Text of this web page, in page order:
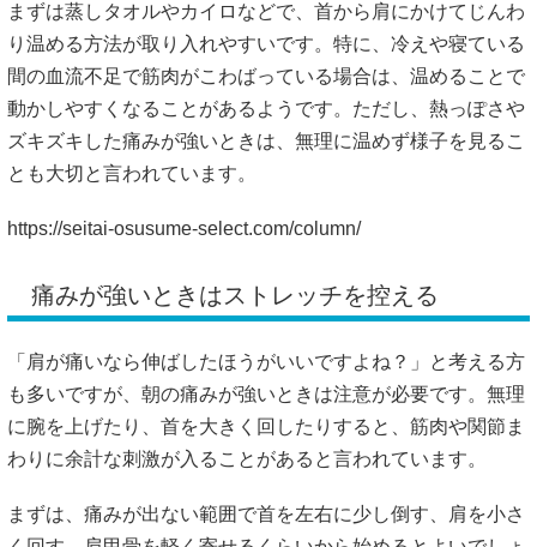
まずは蒸しタオルやカイロなどで、首から肩にかけてじんわ
り温める方法が取り入れやすいです。特に、冷えや寝ている
間の血流不足で筋肉がこわばっている場合は、温めることで
動かしやすくなることがあるようです。ただし、熱っぽさや
ズキズキした痛みが強いときは、無理に温めず様子を見るこ
とも大切と言われています。
https://seitai-osusume-select.com/column/
痛みが強いときはストレッチを控える
「肩が痛いなら伸ばしたほうがいいですよね？」と考える方
も多いですが、朝の痛みが強いときは注意が必要です。無理
に腕を上げたり、首を大きく回したりすると、筋肉や関節ま
わりに余計な刺激が入ることがあると言われています。
まずは、痛みが出ない範囲で首を左右に少し倒す、肩を小さ